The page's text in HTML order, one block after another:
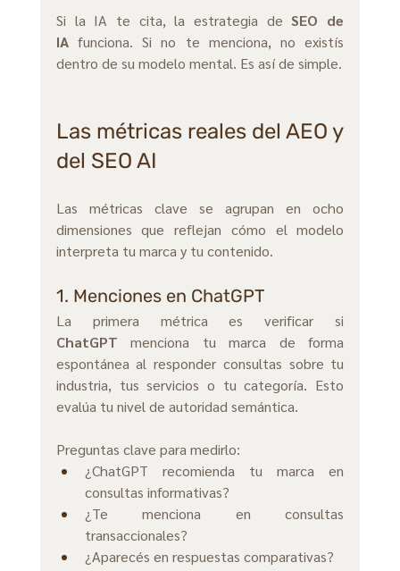
Si la IA te cita, la estrategia de SEO de
IA funciona. Si no te menciona, no existís
dentro de su modelo mental. Es así de simple.
Las métricas reales del AEO y
del SEO AI
Las métricas clave se agrupan en ocho
dimensiones que reflejan cómo el modelo
interpreta tu marca y tu contenido.
1. Menciones en ChatGPT
ChatGPT menciona tu marca de forma
espontánea al responder consultas sobre tu
industria, tus servicios o tu categoría. Esto
evalúa tu nivel de autoridad semántica.
Preguntas clave para medirlo:
¿ChatGPT recomienda tu marca en
consultas informativas?
¿Te menciona en consultas
transaccionales?
¿Aparecés en respuestas comparativas?